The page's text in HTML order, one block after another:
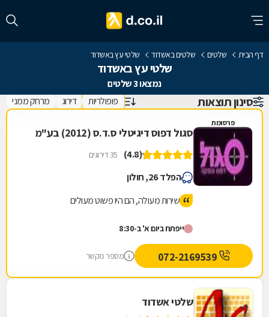
דף הבית שלטים שלטים באשדוד שלטי עץ באשדוד
שלטי עץ באשדוד
נמצאו 3 שלטים
סינון תוצאות פופולריות דירוג מרחק ממני
פרסומת
סגול דפוס דיגיטלי ס.ד.ס (2012) בע"מ
(4.8) 35 דירוגים
הפלד 26, חולון
שירות מעולה, הם היו פשוט מעולים
ייפתח ביום א' ב-8:30
מספר מקשר
שלטי אשדוד